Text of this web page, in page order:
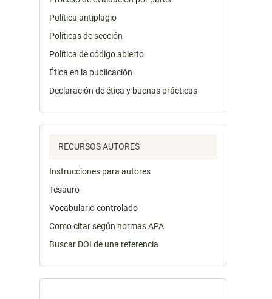
Política antiplagio
Políticas de sección
Política de código abierto
Ética en la publicación
Declaración de ética y buenas prácticas
RECURSOS AUTORES
Instrucciones para autores
Tesauro
Vocabulario controlado
Como citar según normas APA
Buscar DOI de una referencia